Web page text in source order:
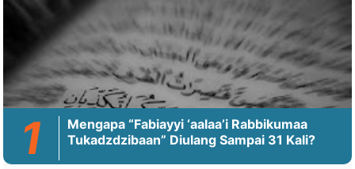
Mengapa “Fabiayyi ‘aalaa’i Rabbikumaa
Tukadzdzibaan” Diulang Sampai 31 Kali?